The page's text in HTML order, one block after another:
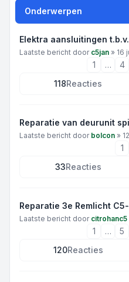
Onderwerpen
Elektra aansluitingen
Laatste bericht door c5jan » 16
1 … 4
118Reacties
Reparatie van deurunit
Laatste bericht door bolcon »
1
33Reacties
Reparatie 3e Remlicht
Laatste bericht door citrohanc5
1 … 5
120Reacties